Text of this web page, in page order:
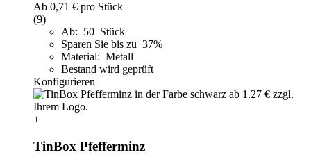
Ab 0,71 € pro Stück
(9)
Ab: 50 Stück
Sparen Sie bis zu 37%
Material: Metall
Bestand wird geprüft
Konfigurieren
+
TinBox Pfefferminz